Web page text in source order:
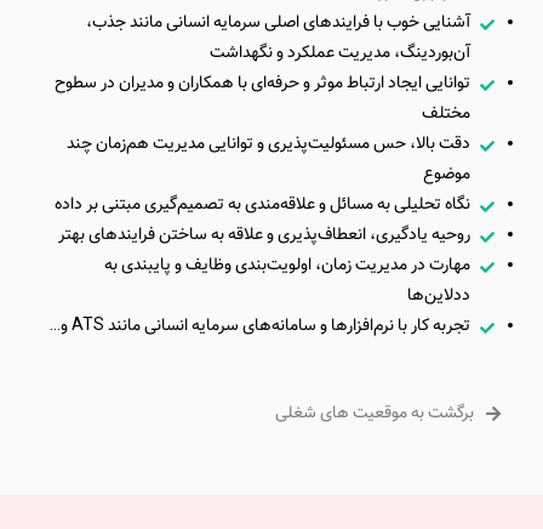
آشنایی خوب با فرایندهای اصلی سرمایه انسانی مانند جذب،
آن‌بوردینگ، مدیریت عملکرد و نگهداشت
توانایی ایجاد ارتباط موثر و حرفه‌ای با همکاران و مدیران در سطوح
مختلف
دقت بالا، حس مسئولیت‌پذیری و توانایی مدیریت هم‌زمان چند
موضوع
نگاه تحلیلی به مسائل و علاقه‌مندی به تصمیم‌گیری مبتنی بر داده
روحیه یادگیری، انعطاف‌پذیری و علاقه به ساختن فرایندهای بهتر
مهارت‌ در مدیریت زمان، اولویت‌بندی وظایف و پایبندی به
ددلاین‌ها
تجربه کار با نرم‌افزارها و سامانه‌های سرمایه انسانی مانند ATS و…
برگشت به موقعیت های شغلی